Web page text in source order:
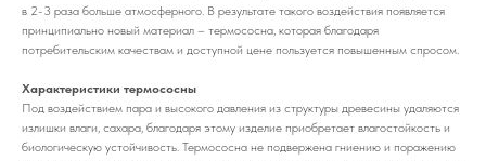
в 2-3 раза больше атмосферного. В результате такого воздействия появляется
принципиально новый материал – термососна, которая благодаря
потребительским качествам и доступной цене пользуется повышенным спросом.
Характеристики термососны
Под воздействием пара и высокого давления из структуры древесины удаляются
излишки влаги, сахара, благодаря этому изделие приобретает влагостойкость и
биологическую устойчивость. Термососна не подвержена гниению и поражению